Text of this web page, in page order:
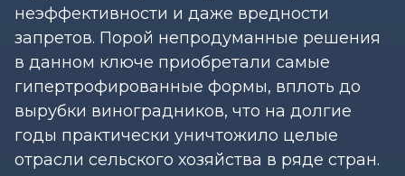
неэффективности и даже вредности
запретов. Порой непродуманные решения
в данном ключе приобретали самые
гипертрофированные формы, вплоть до
вырубки виноградников, что на долгие
годы практически уничтожило целые
отрасли сельского хозяйства в ряде стран.